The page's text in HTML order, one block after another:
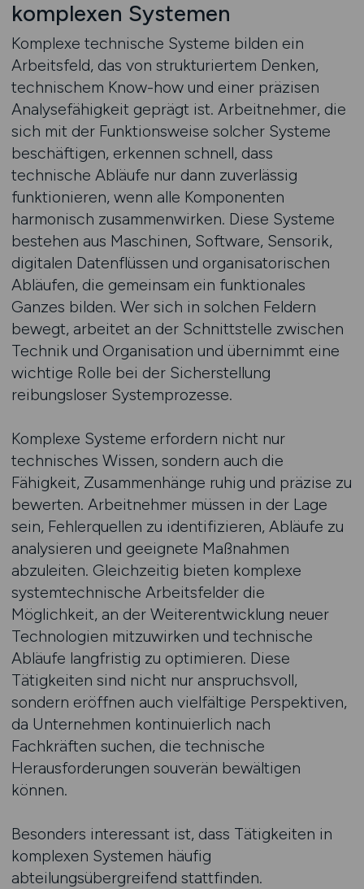
komplexen Systemen
Komplexe technische Systeme bilden ein
Arbeitsfeld, das von strukturiertem Denken,
technischem Know-how und einer präzisen
Analysefähigkeit geprägt ist. Arbeitnehmer, die
sich mit der Funktionsweise solcher Systeme
beschäftigen, erkennen schnell, dass
technische Abläufe nur dann zuverlässig
funktionieren, wenn alle Komponenten
harmonisch zusammenwirken. Diese Systeme
bestehen aus Maschinen, Software, Sensorik,
digitalen Datenflüssen und organisatorischen
Abläufen, die gemeinsam ein funktionales
Ganzes bilden. Wer sich in solchen Feldern
bewegt, arbeitet an der Schnittstelle zwischen
Technik und Organisation und übernimmt eine
wichtige Rolle bei der Sicherstellung
reibungsloser Systemprozesse.
Komplexe Systeme erfordern nicht nur
technisches Wissen, sondern auch die
Fähigkeit, Zusammenhänge ruhig und präzise zu
bewerten. Arbeitnehmer müssen in der Lage
sein, Fehlerquellen zu identifizieren, Abläufe zu
analysieren und geeignete Maßnahmen
abzuleiten. Gleichzeitig bieten komplexe
systemtechnische Arbeitsfelder die
Möglichkeit, an der Weiterentwicklung neuer
Technologien mitzuwirken und technische
Abläufe langfristig zu optimieren. Diese
Tätigkeiten sind nicht nur anspruchsvoll,
sondern eröffnen auch vielfältige Perspektiven,
da Unternehmen kontinuierlich nach
Fachkräften suchen, die technische
Herausforderungen souverän bewältigen
können.
Besonders interessant ist, dass Tätigkeiten in
komplexen Systemen häufig
abteilungsübergreifend stattfinden.